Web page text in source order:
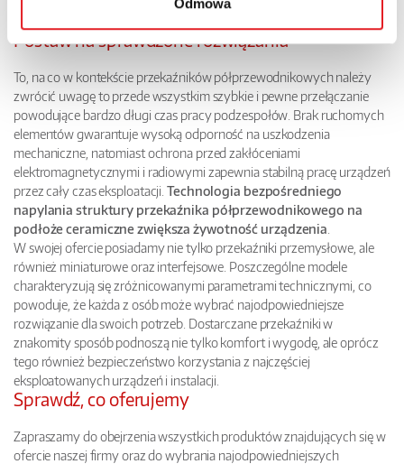
Odmowa
Postaw na sprawdzone rozwiązania
To, na co w kontekście przekaźników półprzewodnikowych należy
zwrócić uwagę to przede wszystkim szybkie i pewne przełączanie
powodujące bardzo długi czas pracy podzespołów. Brak ruchomych
elementów gwarantuje wysoką odporność na uszkodzenia
mechaniczne, natomiast ochrona przed zakłóceniami
elektromagnetycznymi i radiowymi zapewnia stabilną pracę urządzeń
przez cały czas eksploatacji. Technologia bezpośredniego
napylania struktury przekaźnika półprzewodnikowego na
podłoże ceramiczne zwiększa żywotność urządzenia
W swojej ofercie posiadamy nie tylko przekaźniki przemysłowe, ale
również miniaturowe oraz interfejsowe. Poszczególne modele
charakteryzują się zróżnicowanymi parametrami technicznymi, co
powoduje, że każda z osób może wybrać najodpowiedniejsze
rozwiązanie dla swoich potrzeb. Dostarczane przekaźniki w
znakomity sposób podnoszą nie tylko komfort i wygodę, ale oprócz
tego również bezpieczeństwo korzystania z najczęściej
eksploatowanych urządzeń i instalacji.
Sprawdź, co oferujemy
Zapraszamy do obejrzenia wszystkich produktów znajdujących się w
ofercie naszej firmy oraz do wybrania najodpowiedniejszych